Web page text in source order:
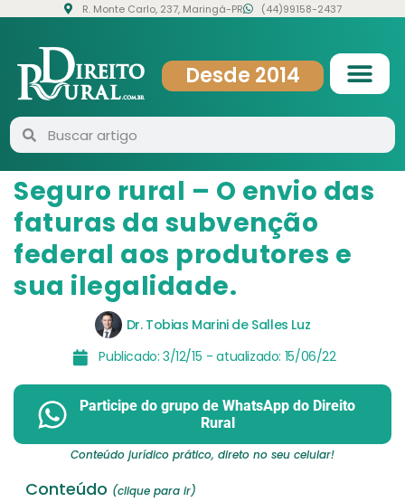
R. Monte Carlo, 237, Maringá-PR (44)99158-2437
Desde 2014
Seguro rural – O envio das
faturas da subvenção
federal aos produtores e
sua ilegalidade.
Dr. Tobias Marini de Salles Luz
Publicado: 3/12/15 - atualizado: 15/06/22
Participe do grupo de WhatsApp do Direito
Rural
Conteúdo jurídico prático, direto no seu celular!
Conteúdo (clique para ir)